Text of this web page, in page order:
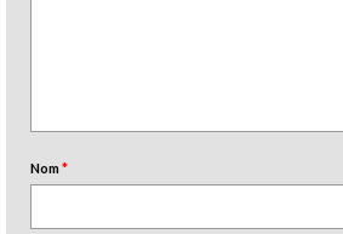
Nom*